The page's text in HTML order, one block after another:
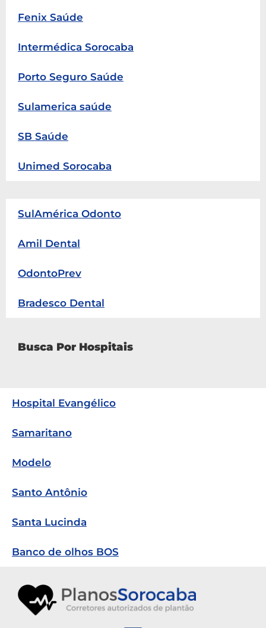
Fenix Saúde
Intermédica Sorocaba
Porto Seguro Saúde
Sulamerica saúde
SB Saúde
Unimed Sorocaba
SulAmérica Odonto
Amil Dental
OdontoPrev
Bradesco Dental
Busca Por Hospitais
Hospital Evangélico
Samaritano
Modelo
Santo Antônio
Santa Lucinda
Banco de olhos BOS